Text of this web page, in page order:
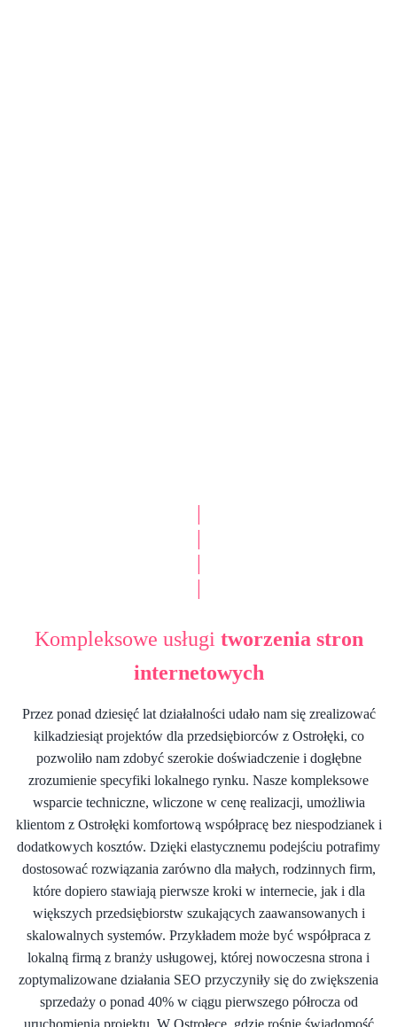
|
|
|
|
Kompleksowe usługi tworzenia stron
internetowych
Przez ponad dziesięć lat działalności udało nam się zrealizować
kilkadziesiąt projektów dla przedsiębiorców z Ostrołęki, co
pozwoliło nam zdobyć szerokie doświadczenie i dogłębne
zrozumienie specyfiki lokalnego rynku. Nasze kompleksowe
wsparcie techniczne, wliczone w cenę realizacji, umożliwia
klientom z Ostrołęki komfortową współpracę bez niespodzianek i
dodatkowych kosztów. Dzięki elastycznemu podejściu potrafimy
dostosować rozwiązania zarówno dla małych, rodzinnych firm,
które dopiero stawiają pierwsze kroki w internecie, jak i dla
większych przedsiębiorstw szukających zaawansowanych i
skalowalnych systemów. Przykładem może być współpraca z
lokalną firmą z branży usługowej, której nowoczesna strona i
zoptymalizowane działania SEO przyczyniły się do zwiększenia
sprzedaży o ponad 40% w ciągu pierwszego półrocza od
uruchomienia projektu. W Ostrołęce, gdzie rośnie świadomość